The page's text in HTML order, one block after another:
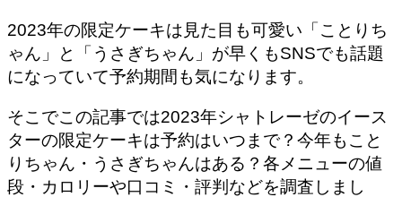
2023年の限定ケーキは見た目も可愛い「ことりち
ゃん」と「うさぎちゃん」が早くもSNSでも話題
になっていて予約期間も気になります。
そこでこの記事では2023年シャトレーゼのイース
ターの限定ケーキは予約はいつまで？今年もこと
りちゃん・うさぎちゃんはある？各メニューの値
段・カロリーや口コミ・評判などを調査しまし